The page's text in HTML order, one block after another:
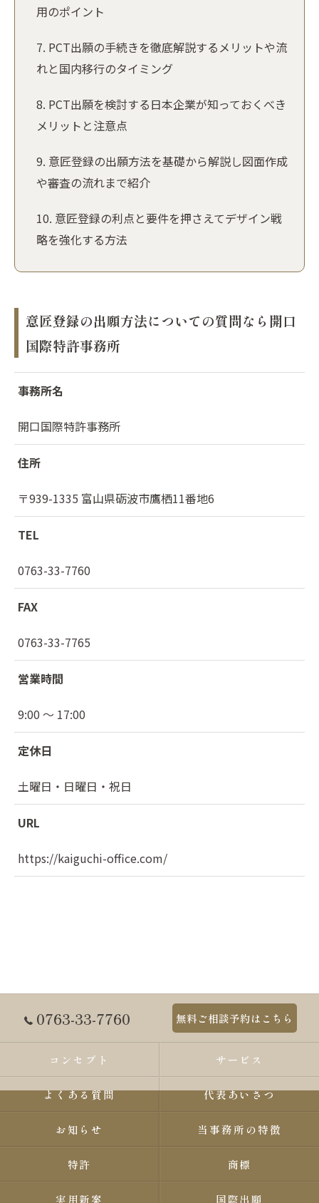
用のポイント
PCT出願の手続きを徹底解説するメリットや流
れと国内移行のタイミング
PCT出願を検討する日本企業が知っておくべき
メリットと注意点
意匠登録の出願方法を基礎から解説し図面作成
や審査の流れまで紹介
意匠登録の利点と要件を押さえてデザイン戦
略を強化する方法
意匠登録の出願方法についての質問なら開口
国際特許事務所
事務所名
開口国際特許事務所
住所
〒939-1335 富山県砺波市鷹栖11番地6
TEL
0763-33-7760
FAX
0763-33-7765
営業時間
9:00 〜 17:00
定休日
土曜日・日曜日・祝日
URL
https://kaiguchi-office.com/
0763-33-7760 無料ご相談予約はこちら
コンセプト サービス
よくある質問 代表あいさつ
お知らせ 当事務所の特徴
特許 商標
実用新案 国際出願